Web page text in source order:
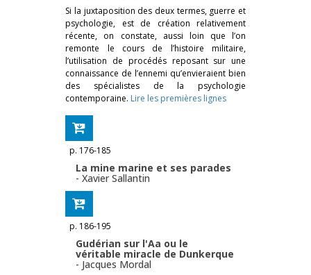
Si la juxtaposition des deux termes, guerre et
psychologie, est de création relativement
récente, on constate, aussi loin que l’on
remonte le cours de l’histoire militaire,
l’utilisation de procédés reposant sur une
connaissance de l’ennemi qu’envieraient bien
des spécialistes de la psychologie
contemporaine. Lire les premières lignes
p. 176-185
La mine marine et ses parades
- Xavier Sallantin
p. 186-195
Gudérian sur l'Aa ou le
véritable miracle de Dunkerque
- Jacques Mordal